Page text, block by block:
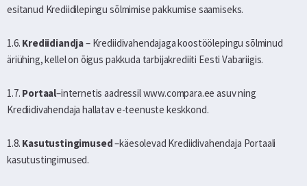
esitanud Krediidilepingu sõlmimise pakkumise saamiseks.
1.6. Krediidiandja– Krediidivahendajaga koostöölepingu sõlminud
äriühing, kellel on õigus pakkuda tarbijakrediiti Eesti Vabariigis.
1.7. Portaal–internetis aadressil www.compara.ee asuv ning
Krediidivahendaja hallatav e-teenuste keskkond.
1.8. Kasutustingimused–käesolevad Krediidivahendaja Portaali
kasutustingimused.